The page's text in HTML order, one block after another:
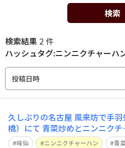
検索
検索結果 2 件
ハッシュタグ:ニンニクチャーハ
投稿日時
久しぶりの名古屋 風来坊で手
橋）にて 青菜炒めとニンニク
す😋
味仙 ニンニクチャーハン 青